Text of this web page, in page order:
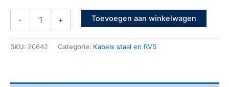
- + Toevoegen aan winkelwagen
SKU: 20642 Categorie: Kabels staal en RVS